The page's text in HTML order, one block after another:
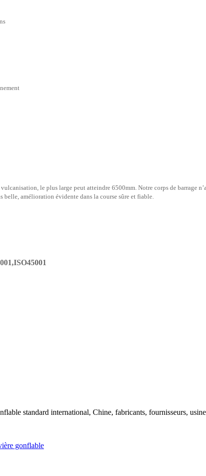
le plus large peut atteindre 6500mm. Notre corps de barrage
belle, amélioration évidente dans la course sûre et fiable.
standard international, Chine, fabricants, fournisseurs,
gonflable